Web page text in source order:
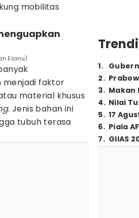
mobilitas
Esanu)
menjadi faktor
material khusus
. Jenis bahan ini
tubuh terasa
1.
2.
3. Makan
4. Nilai
5. 17
6. Piala
7. GIIAS